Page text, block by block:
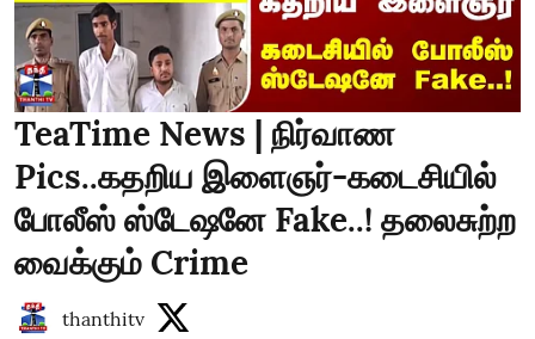
TeaTime News | நிர்வாண
Pics..கதறிய இளைஞர்-கடைசியில்
போலீஸ் ஸ்டேஷனே Fake..! தலைசுற்ற
வைக்கும் Crime
thanthitv